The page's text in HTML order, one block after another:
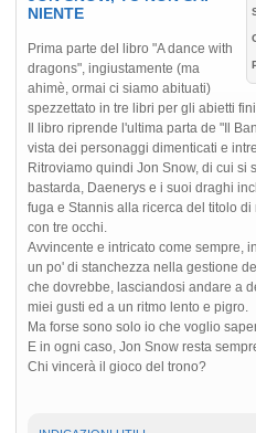
NIENTE
Prima parte del libro "A dance with
dragons", ingiustamente (ma
ahimè, ormai ci siamo abituati)
spezzettato in tre libri per gli abietti
Il libro riprende l'ultima parta de "Il
vista dei personaggi dimenticati e
Ritroviamo quindi Jon Snow, di cui si
bastarda, Daenerys e i suoi draghi
fuga e Stannis alla ricerca del titolo
con tre occhi.
Avvincente e intricato come sempre,
un po' di stanchezza nella gestione
che dovrebbe, lasciandosi andare a
miei gusti ed a un ritmo lento e pigro.
Ma forse sono solo io che voglio
E in ogni caso, Jon Snow resta
Chi vincerà il gioco del trono?